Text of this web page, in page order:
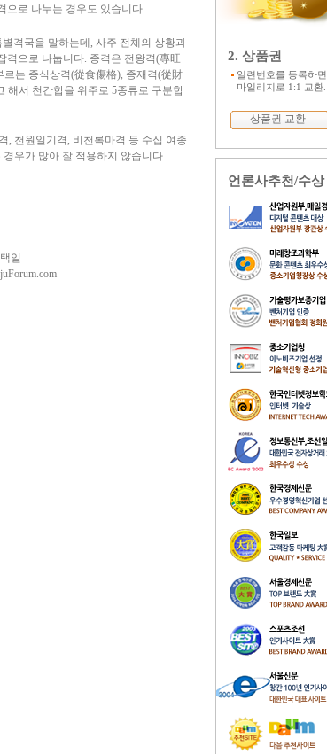
으로 나누는 경우도 있습니다.
격국을 말하는데, 사주 전체의 상황과
격으로 나눕니다. 종격은 전왕격(專旺
는 종식상격(從食傷格), 종재격(從財
해서 천간합을 위주로 5종류로 구분합
, 천원일기격, 비천록마격 등 수십 여종
우가 많아 잘 적용하지 않습니다.
일
2. 상품권
일련번호를 등록하면
마일리지로 1:1 교환.
상품권 교환
언론사추천/수상